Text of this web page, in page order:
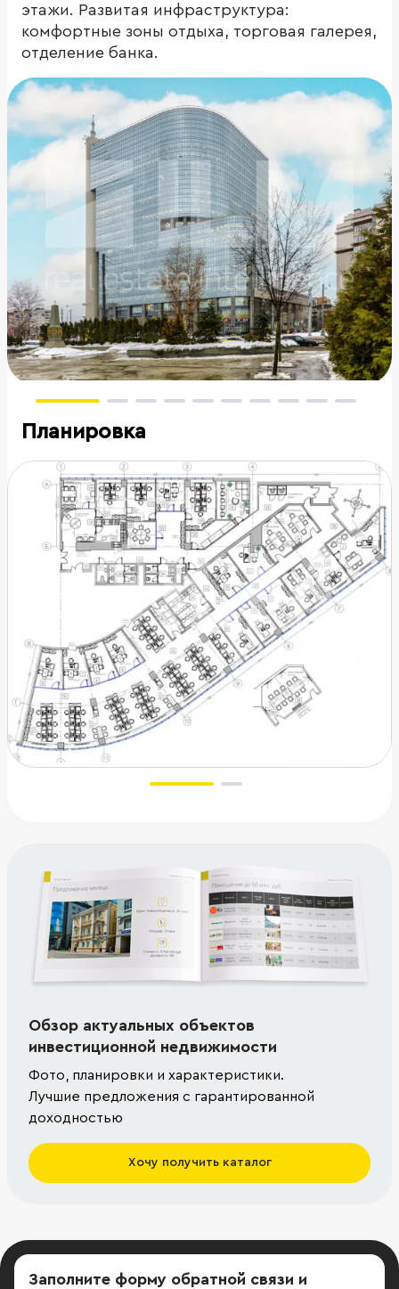
этажи. Развитая инфраструктура:
комфортные зоны отдыха, торговая галерея,
отделение банка.
Планировка
Обзор актуальных объектов
инвестиционной недвижимости
Фото, планировки и характеристики.
Лучшие предложения с гарантированной
доходностью
Хочу получить каталог
Заполните форму обратной связи и